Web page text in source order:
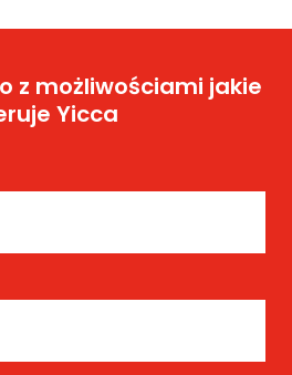
z możliwościami jakie
Yicca